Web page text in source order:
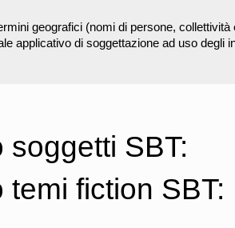
geografici (nomi di persone,
applicativo di soggettazione ad uso degli
soggetti SBT:
temi fiction SBT: